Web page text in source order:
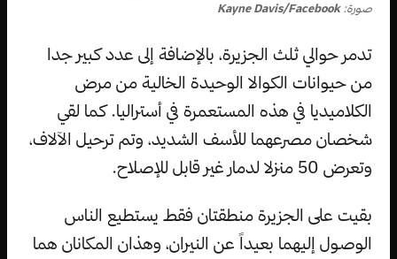
صورة:Kayne Davis/Facebook
تدمر حوالي ثلث الجزيرة، بالإضافة إلى عدد كبير جدا
من حيوانات الكوالا الوحيدة الخالية من مرض
الكلاميديا في هذه المستعمرة في أستراليا. كما لقي
شخصان مصرعهما للأسف الشديد، وتم ترحيل الآلاف،
وتعرض 50 منزلا لدمار غير قابل للإصلاح.
بقيت على الجزيرة منطقتان فقط يستطيع الناس
الوصول إليهما بعيداً عن النيران، وهذان المكانان هما